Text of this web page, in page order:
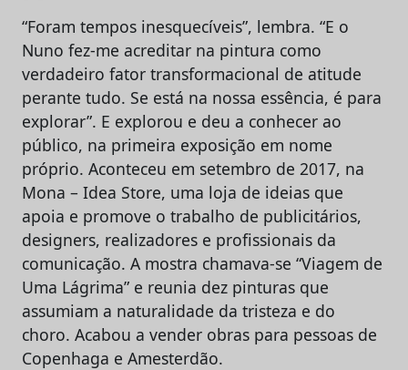
“Foram tempos inesquecíveis”, lembra. “E o
Nuno fez-me acreditar na pintura como
verdadeiro fator transformacional de atitude
perante tudo. Se está na nossa essência, é para
explorar”. E explorou e deu a conhecer ao
público, na primeira exposição em nome
próprio. Aconteceu em setembro de 2017, na
Mona – Idea Store, uma loja de ideias que
apoia e promove o trabalho de publicitários,
designers, realizadores e profissionais da
comunicação. A mostra chamava-se “Viagem de
Uma Lágrima” e reunia dez pinturas que
assumiam a naturalidade da tristeza e do
choro. Acabou a vender obras para pessoas de
Copenhaga e Amesterdão.